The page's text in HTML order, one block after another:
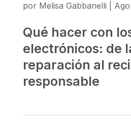
por Melisa Gabbanelli
Qué hacer con
electrónicos: de
reparación al
responsable